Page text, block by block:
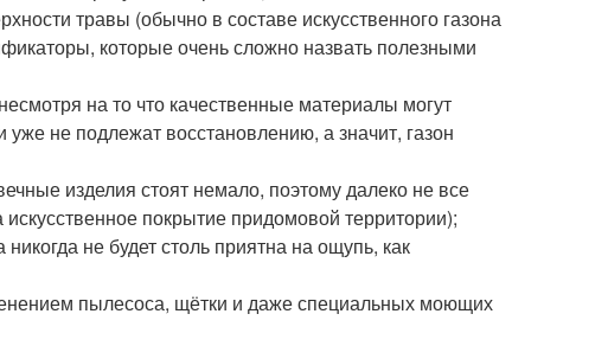
травы (обычно в составе искусственного газона
которые очень сложно назвать полезными
на то что качественные материалы могут
уже не подлежат восстановлению, а значит, газон
изделия стоят немало, поэтому далеко не все
покрытие придомовой территории);
не будет столь приятна на ощупь, как
пылесоса, щётки и даже специальных моющих